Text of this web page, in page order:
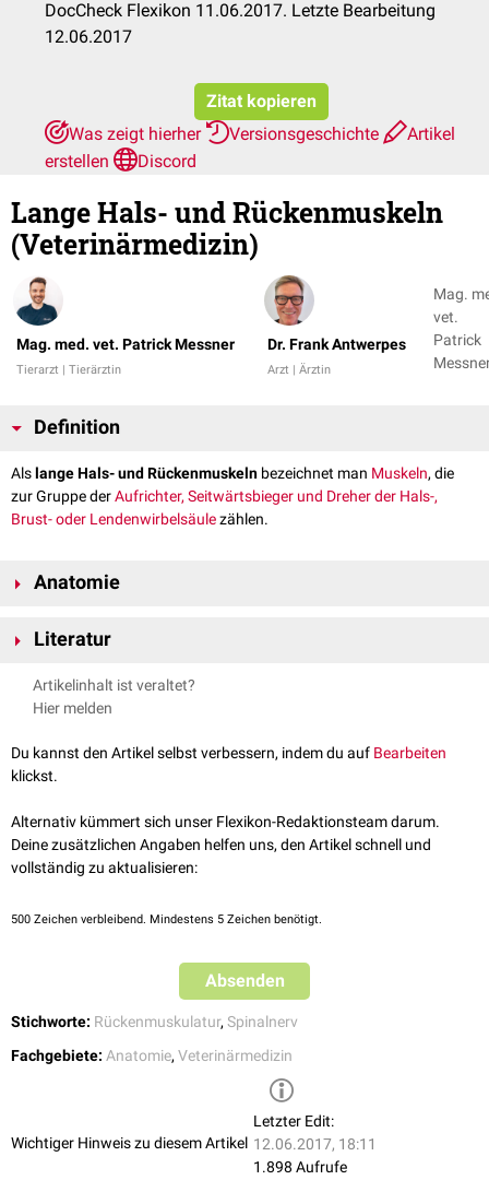
DocCheck Flexikon 11.06.2017. Letzte Bearbeitung
12.06.2017
Zitat kopieren
Was zeigt hierher
Versionsgeschichte
Artikel
erstellen
Discord
Lange Hals- und Rückenmuskeln
(Veterinärmedizin)
Mag. med. vet. Patrick Messner
Tierarzt | Tierärztin
Dr. Frank Antwerpes
Arzt | Ärztin
Mag.
vet.
Patrick
Definition
Als lange Hals- und Rückenmuskeln bezeichnet man Muskeln, die
zur Gruppe derAufrichter, Seitwärtsbieger und Dreher der Hals-,
Brust- oder Lendenwirbelsäulezählen.
Anatomie
Aufrichter oder Strecker, Seitwärtsbieger und Versteifer der
in beschränktem Ausmaß an Drehbewegungen beteiligt sein.
Die einzelnen Muskeln erstrecken sich immer über eine größere Anzahl
Wirbelsäulenabschnitten in zwei bis drei kulissenartig hintereinander
gebetteten Schichten
Die langen Hals- und Rückenmuskeln können funktionell in drei Schichten
gegliedert werden, die von verschiedenen Muskeln gebildet werden:
Lange Hals- und Rückenmuskeln
oberflächliche Schicht:
DorsalästederHalsnerven
Dorsaläste der entsprechenden
Musculus
Literatur
Nickel, Richard, August Schummer, and Eugen Seiferle. Band I:
Bewegungsapparat. Lehrbuch der Anatomie der Haustiere. Parey,
Artikelinhalt ist veraltet?
Hier melden
Du kannst den Artikel selbst verbessern, indem du auf Bearbeiten
klickst.
Alternativ kümmert sich unser Flexikon-Redaktionsteam darum.
Deine zusätzlichen Angaben helfen uns, den Artikel schnell und
vollständig zu aktualisieren:
500 Zeichen verbleibend. Mindestens 5 Zeichen benötigt.
Absenden
Stichworte: Rückenmuskulatur, Spinalnerv
Fachgebiete: Anatomie, Veterinärmedizin
Wichtiger Hinweis zu diesem Artikel
Letzter Edit:
12.06.2017, 18:11
1.898 Aufrufe